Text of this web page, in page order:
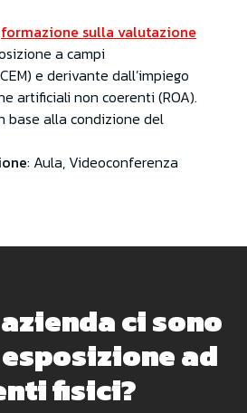
formazione sulla valutazione
a campi
e derivante dall’impiego
artificiali non coerenti (ROA).
base alla condizione del
: Aula, Videoconferenza
ci sono
ad
fisici?